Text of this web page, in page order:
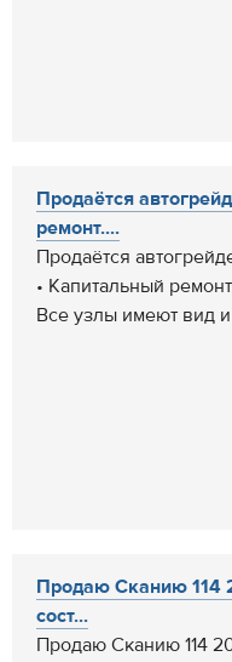
Продаётся
ремонт....
Продаётся
• Капитальный
Все узлы имеют вид
Продаю Сканию 114
сост...
Продаю Сканию 114